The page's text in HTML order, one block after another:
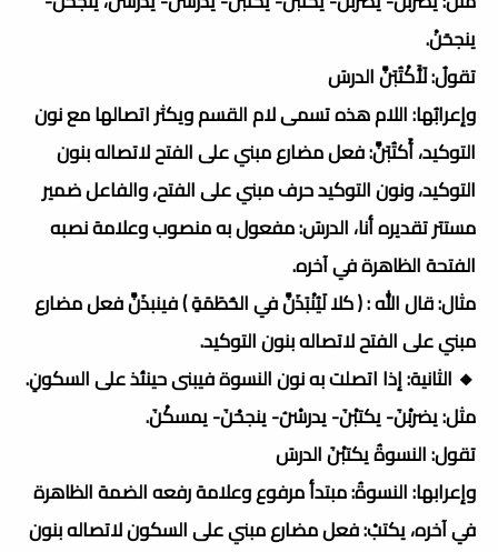
ينجحَنْ.
تقولُ: لَأَكْتُبَنَّ الدرسَ
وإعرابُها: اللام هذه تسمى لام القسم ويكثر اتصالها مع نون
التوكيد، أَكتُبَنَّ: فعل مضارع مبني على الفتح لاتصاله بنون
التوكيد، ونون التوكيد حرف مبني على الفتح، والفاعل ضمير
مستتر تقديره أنا، الدرسَ: مفعول به منصوب وعلامة نصبه
الفتحة الظاهرة في آخره.
مثال: قال الله : ( كلا لَيُنْبَذَنَّ في الحُطَمَةِ ) فينبذَنَّ فعل مضارع
مبني على الفتح لاتصاله بنون التوكيد.
🔸 الثانية: إذا اتصلت به نون النسوة فيبنى حينئذ على السكونِ.
مثل: يضربْنَ- يكتبْنَ- يدرسْنَ- ينجحْنَ- يمسكْنَ.
تقول: النسوةُ يكتبْنَ الدرسَ
وإعرابها: النسوةُ: مبتدأ مرفوع وعلامة رفعه الضمة الظاهرة
في آخره، يكتبْ: فعل مضارع مبني على السكون لاتصاله بنون